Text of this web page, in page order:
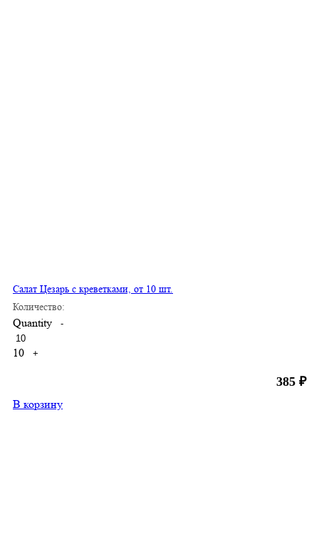
Салат Цезарь с креветками, от 10 шт.
Количество:
Quantity -
10 +
385 ₽
В корзину